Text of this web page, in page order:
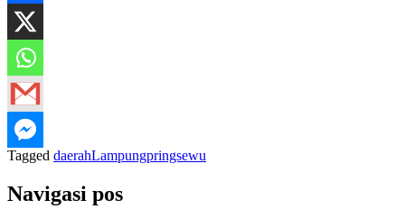
Tagged daerahLampungpringsewu
Navigasi pos